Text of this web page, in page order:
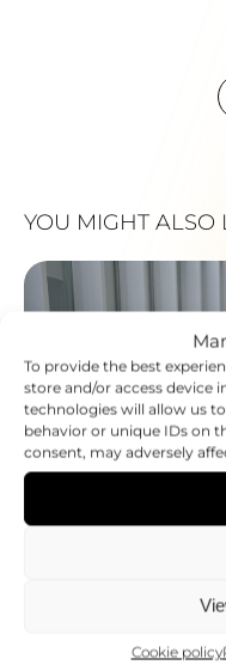
To provide the best
store and/or access device
technologies will allow us
behavior or unique IDs on
consent, may adversely
Cookie policy
YOU MIGHT ALSO